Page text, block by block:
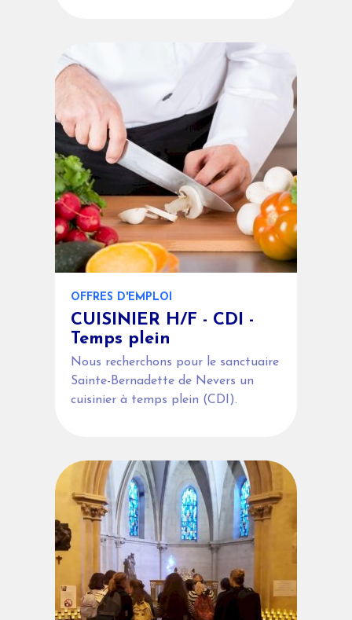
OFFRES D'EMPLOI
CUISINIER H/F - CDI -
Temps plein
Nous recherchons pour le sanctuaire
Sainte-Bernadette de Nevers un
cuisinier à temps plein (CDI).